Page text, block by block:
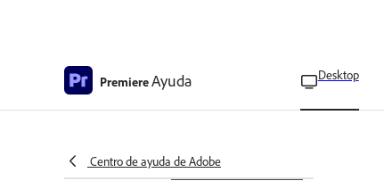
PremiereAyuda Desktop
Centro de ayuda de Adobe